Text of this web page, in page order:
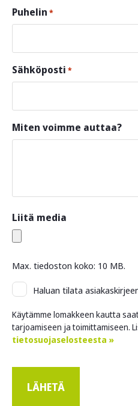
Puhelin *
Sähköposti *
Miten voimme auttaa?
Liitä media
Max. tiedoston koko: 10 MB.
Asiakaskirje
Haluan tilata
Käytämme lomakkeen kautta
tarjoamiseen ja toimittamiseen.
tietosuojaselosteesta »